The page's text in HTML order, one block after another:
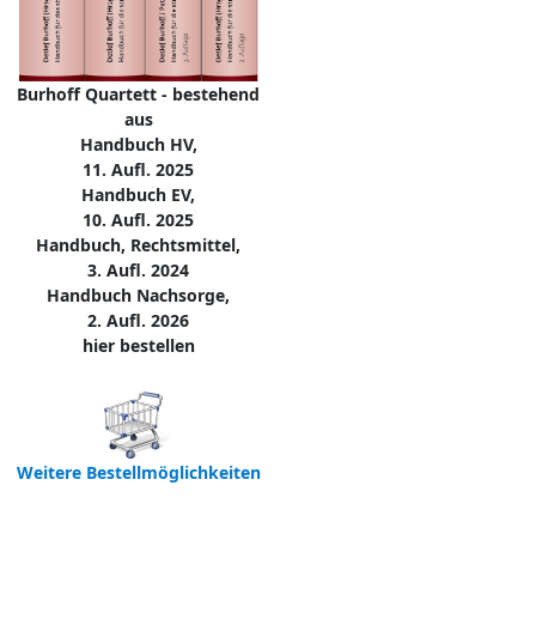
Burhoff Quartett - bestehend
aus
Handbuch HV,
11. Aufl. 2025
Handbuch EV,
10. Aufl. 2025
Handbuch, Rechtsmittel,
3. Aufl. 2024
Handbuch Nachsorge,
2. Aufl. 2026
hier bestellen
Weitere Bestellmöglichkeiten